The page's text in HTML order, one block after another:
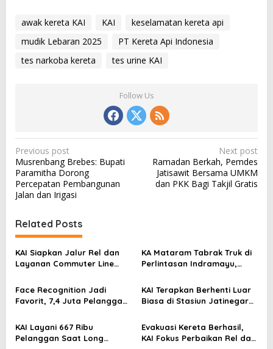
awak kereta KAI KAI
keselamatan kereta api
mudik Lebaran 2025
PT Kereta Api Indonesia
tes narkoba kereta
tes urine KAI
Follow Us
P
o
s
t
n
a
v
i
g
a
t
i
Previous post
Musrenbang Brebes: Bupati
Paramitha Dorong
Percepatan Pembangunan
Jalan dan Irigasi
Next post
Ramadan Berkah, Pemdes
Jatisawit Bersama UMKM
dan PKK Bagi Takjil Gratis
Related Posts
KAI Siapkan Jalur Rel dan
Layanan Commuter Line
Industri Batang
KA Mataram Tabrak Truk di
Perlintasan Indramayu,
Perjalanan Terganggu
Face Recognition Jadi
Favorit, 7,4 Juta Pelanggan
Tanpa Cetak Tiket
KAI Terapkan Berhenti Luar
Biasa di Stasiun Jatinegara,
2025
KAI Layani 667 Ribu
Pelanggan Saat Long
Evakuasi Kereta Berhasil,
KAI Fokus Perbaikan Rel dan